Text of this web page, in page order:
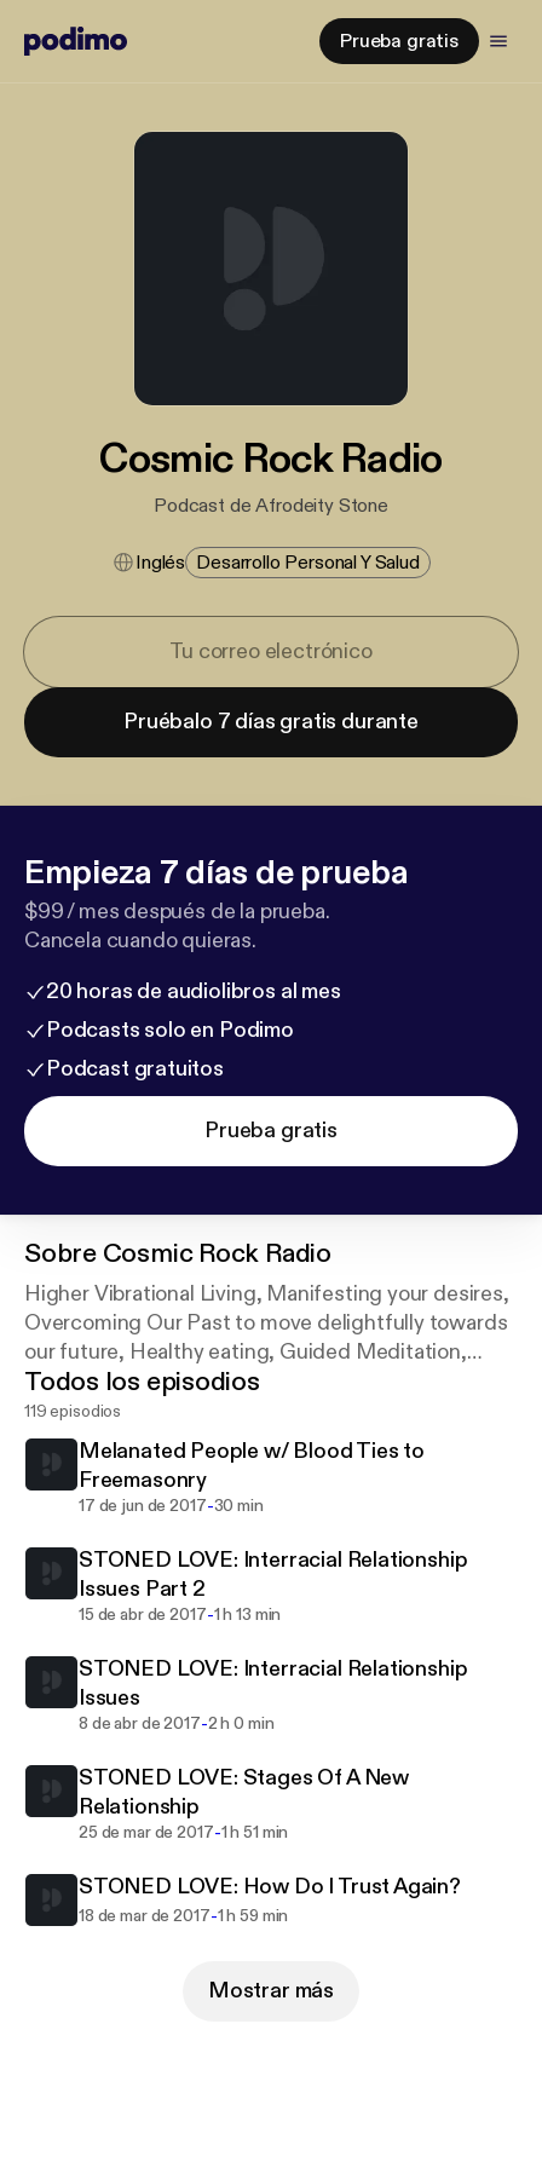
Prueba gratis
Cosmic Rock Radio
Podcast de Afrodeity Stone
Inglés Desarrollo Personal Y Salud
Pruébalo 7 días gratis durante
Empieza 7 días de prueba
$99 / mes después de la prueba.
Cancela cuando quieras.
20 horas de audiolibros al mes
Podcasts solo en Podimo
Podcast gratuitos
Prueba gratis
Sobre Cosmic Rock Radio
Higher Vibrational Living, Manifesting your desires,
Overcoming Our Past to move delightfully towards
our future, Healthy eating, Guided Meditation,
Intuitive Consults..with your hostess,
student/teacher big sister Afrodeity Stone
Todos los episodios
119 episodios
Melanated People w/ Blood Ties to
Freemasonry
17 de jun de 2017-30 min
STONED LOVE: Interracial Relationship
Issues Part 2
15 de abr de 2017-1 h 13 min
STONED LOVE: Interracial Relationship
Issues
8 de abr de 2017-2 h 0 min
STONED LOVE: Stages Of A New
Relationship
25 de mar de 2017-1 h 51 min
STONED LOVE: How Do I Trust Again?
18 de mar de 2017-1 h 59 min
Mostrar más